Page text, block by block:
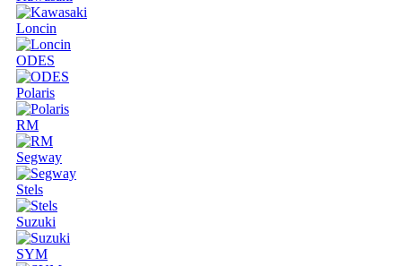
Loncin
ODES
Polaris
RM
Segway
Stels
Suzuki
SYM